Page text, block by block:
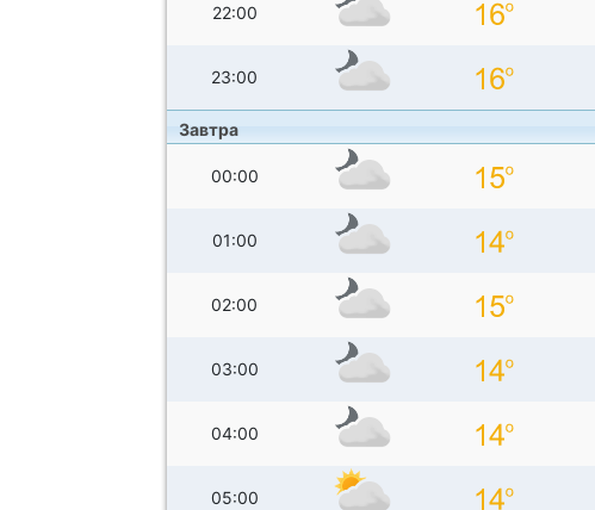
22:00
23:00
Завтра
00:00
01:00
02:00
03:00
04:00
05:00